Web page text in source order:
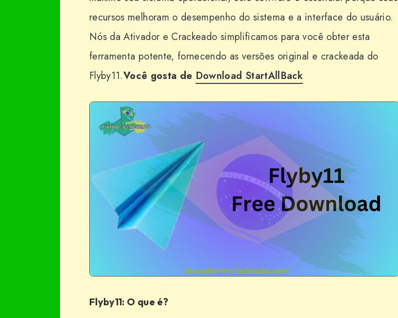
recursos melhoram o desempenho do sistema e a interface do usuário.
Nós da Ativador e Crackeado simplificamos para você obter esta
ferramenta potente, fornecendo as versões original e crackeada do
Flyby11.Você gosta de Download StartAllBack
Flyby11: O que é?